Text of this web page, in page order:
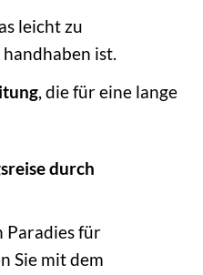
leicht zu
ist.
, die für eine lange
durch
Paradies für
Sie mit dem